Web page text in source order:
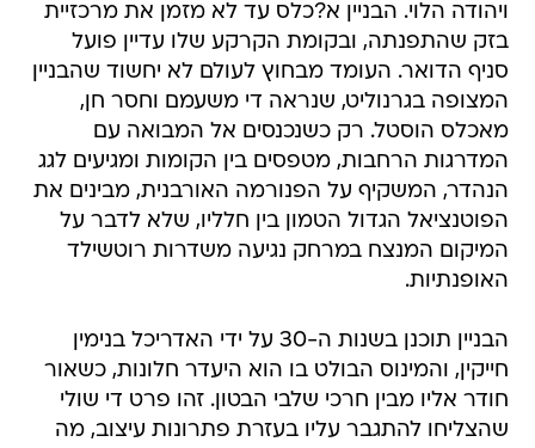
סניף הדואר. העומד מבחוץ לעולם לא יחשוד שהבניין
המצופה בגרנוליט, שנראה די משעמם וחסר חן,
מאכלס הוסטל. רק כשנכנסים אל המבואה עם
המדרגות הרחבות, מטפסים בין הקומות ומגיעים לגג
הנהדר, המשקיף על הפנורמה האורבנית, מבינים את
הפוטנציאל הגדול הטמון בין חלליו, שלא לדבר על
המיקום המנצח במרחק נגיעה משדרות רוטשילד
האופנתיות.
חודר אליו מבין חרכי שלבי הבטון. זהו פרט די שולי
שהצליחו להתגבר עליו בעזרת פתרונות עיצוב, מה
גם שמדובר באורחים שנוטים לטייל כל היום ובערב
מתקבצים בחללים המשותפים שיוצרים הרבה עניין